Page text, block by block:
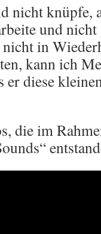
nicht knüpfe,
und
nicht in
kann ich
er diese
die im